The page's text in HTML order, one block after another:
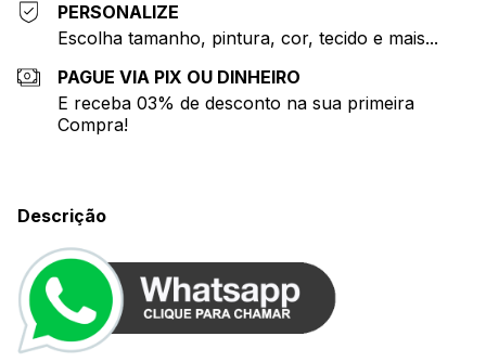
PERSONALIZE
Escolha tamanho, pintura, cor, tecido e mais...
PAGUE VIA PIX OU DINHEIRO
E receba 03% de desconto na sua primeira
Compra!
Descrição